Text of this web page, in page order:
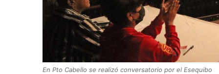
En Pto Cabello se realizó conversatorio por el Esequibo